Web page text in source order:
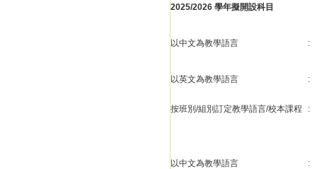
2025/2026 學年擬開設科目
以中文為教學語言 :
以英文為教學語言 :
按班別/組別訂定教學語言/校本課程 :
以中文為教學語言 :